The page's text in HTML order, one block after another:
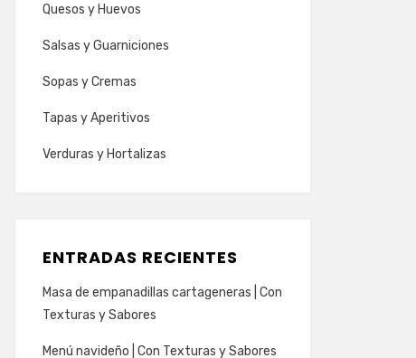
Quesos y Huevos
Salsas y Guarniciones
Sopas y Cremas
Tapas y Aperitivos
Verduras y Hortalizas
ENTRADAS RECIENTES
Masa de empanadillas cartageneras | Con
Texturas y Sabores
Menú navideño | Con Texturas y Sabores